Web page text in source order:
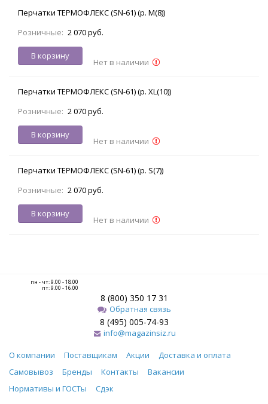
Перчатки ТЕРМОФЛЕКС (SN-61) (р. M(8))
Розничные: 2 070 руб.
В корзину
Нет в наличии
Перчатки ТЕРМОФЛЕКС (SN-61) (р. XL(10))
Розничные: 2 070 руб.
В корзину
Нет в наличии
Перчатки ТЕРМОФЛЕКС (SN-61) (р. S(7))
Розничные: 2 070 руб.
В корзину
Нет в наличии
пн - чт: 9.00 - 18.00
пт: 9.00 - 16.00
8 (800) 350 17 31
Обратная связь
8 (495) 005-74-93
info@magazinsiz.ru
О компании Поставщикам Акции
Доставка и оплата
Самовывоз
Бренды Контакты
Вакансии
Нормативы и ГОСТы
Сдэк